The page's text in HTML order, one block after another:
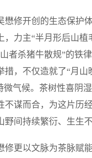
懋修开创的生态保护
力主“半月形后山
者杀猪牛散规”的铁
，不仅造就了“月
微气候。茶树性喜阴
不谋而合，为这片历
野间持续繁衍、生生
修更以文脉为茶脉赋